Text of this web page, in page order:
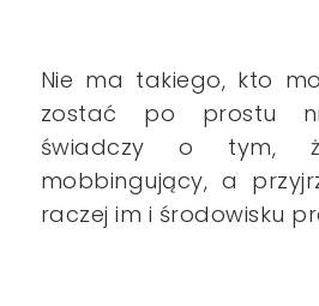
Nie ma takiego, kto
zostać po prostu
świadczy o tym,
mobbingujący, a
raczej im i środowisku